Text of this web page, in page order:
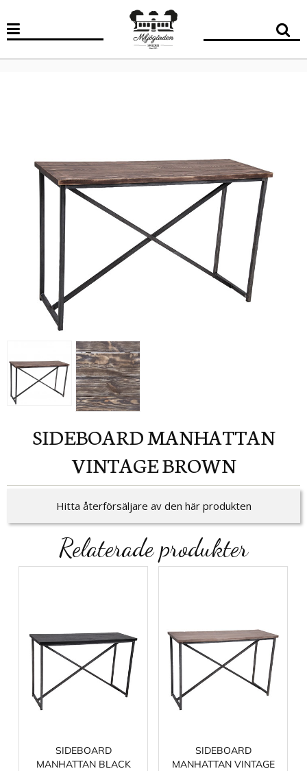
SIDEBOARD MANHATTAN
VINTAGE BROWN
Hitta återförsäljare av den här produkten
Relaterade produkter
SIDEBOARD
MANHATTAN BLACK
SIDEBOARD
MANHATTAN VINTAGE